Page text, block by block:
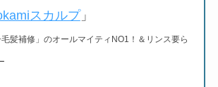
スカルプ」
毛髪補修」のオールマイティNO1！ ＆リンス要ら